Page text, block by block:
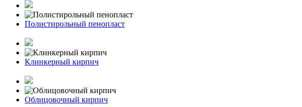
Полистирольный пенопласт
Клинкерный кирпич
Облицовочный кирпич